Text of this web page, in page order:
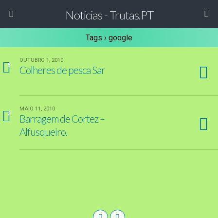
Noticias - Trutas.PT
Tags › google
5
OUTUBRO 1, 2010
Colheres de pesca Sar
3
MAIO 11, 2010
Barragem de Cortez –
Alfusqueiro.